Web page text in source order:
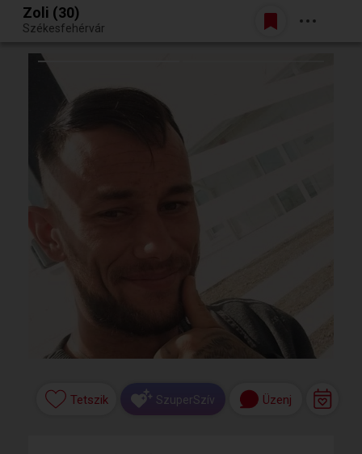
Egy jó randiból bármi lehet.
Belépés
Zoli (30)
Székesfehérvár
Tetszik SzuperSzív Üzenj